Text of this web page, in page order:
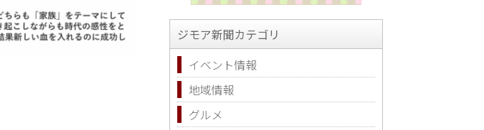
ジモア新聞カテゴリ
イベント情報
地域情報
グルメ